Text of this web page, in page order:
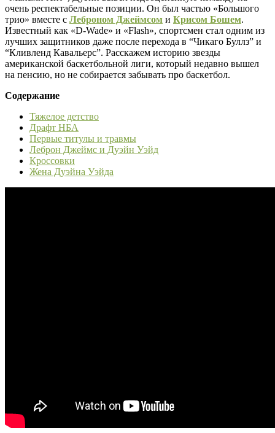
очень респектабельные позиции. Он был частью «Большого
трио» вместе с Леброном Джеймсом и Крисом Бошем.
Известный как «D-Wade» и «Flash», спортсмен стал одним из
лучших защитников даже после перехода в “Чикаго Буллз” и
“Кливленд Кавальерс”. Расскажем историю звезды
американской баскетбольной лиги, который недавно вышел
на пенсию, но не собирается забывать про баскетбол.
Содержание
Тяжелое детство
Драфт НБА
Первые титулы и травмы
Леброн Джеймс и Дуэйн Уэйд
Кроссовки
Жена Дуэйна Уэйда